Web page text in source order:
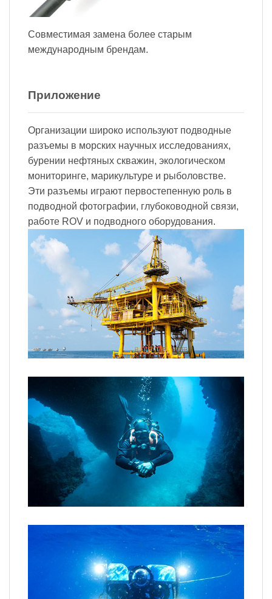
Совместимая замена более старым
международным брендам.
Приложение
Организации широко используют подводные
разъемы в морских научных исследованиях,
бурении нефтяных скважин, экологическом
мониторинге, марикультуре и рыболовстве.
Эти разъемы играют первостепенную роль в
подводной фотографии, глубоководной связи,
работе ROV и подводного оборудования.